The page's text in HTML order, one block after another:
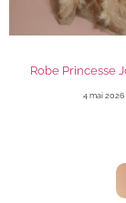
Robe Princesse
4 mai 2026